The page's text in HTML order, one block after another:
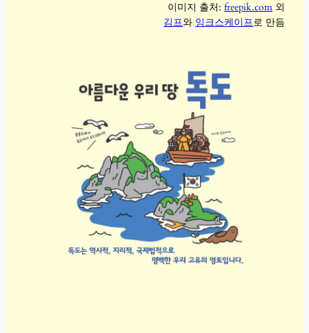
이미지 출처:freepik.com 외
김프와 잉크스케이프로 만듬